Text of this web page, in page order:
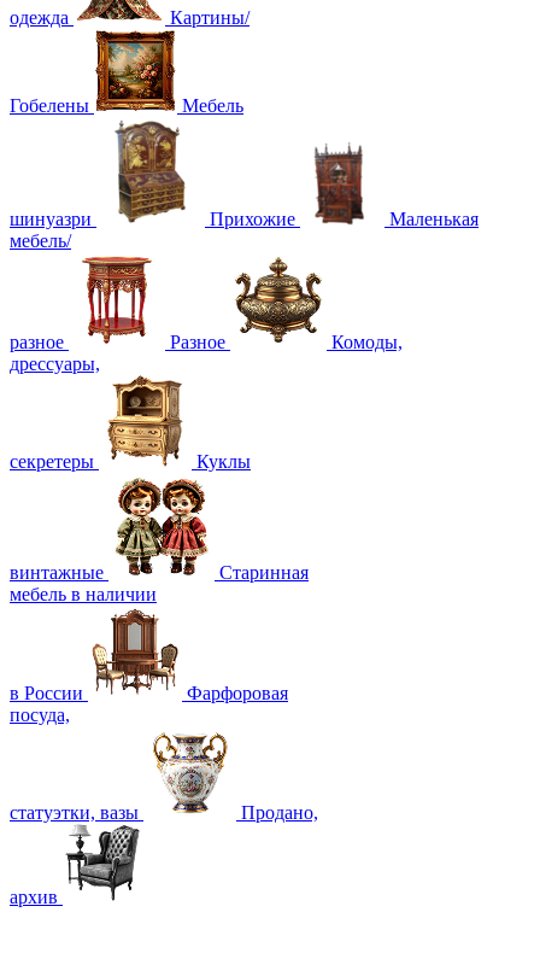
одежда Картины/
Гобелены Мебель
шинуазри Прихожие
Маленькая
мебель/
разное Разное
Комоды,
дрессуары,
секретеры Куклы
винтажные
Старинная
мебель в наличии
в России
Фарфоровая
посуда,
статуэтки, вазы Продано,
архив